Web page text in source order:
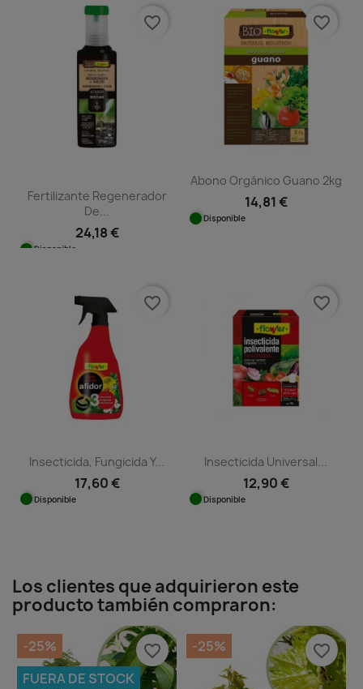
Fertilizante Regenerador
De...
24,18 €
Disponible
favorite_border
Abono Orgánico Guano 2kg
14,81 €
Disponible
favorite_border
Insecticida, Fungicida Y...
17,60 €
Disponible
favorite_border
Insecticida Universal...
12,90 €
Disponible
favorite_border
Los clientes que adquirieron este
producto también compraron:
-25%
FUERA DE STOCK
favorite_border -25% favorite_border